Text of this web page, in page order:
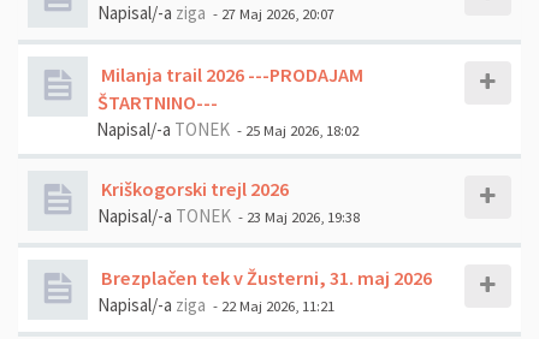
Napisal/-a ziga - 27 Maj 2026, 20:07
Milanja trail 2026 ---PRODAJAM
ŠTARTNINO---
Napisal/-a TONEK - 25 Maj 2026, 18:02
Kriškogorski trejl 2026
Napisal/-a TONEK - 23 Maj 2026, 19:38
Brezplačen tek v Žusterni, 31. maj 2026
Napisal/-a ziga - 22 Maj 2026, 11:21